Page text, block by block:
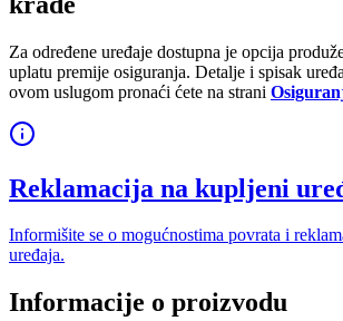
Za određene uređaje dostupna je opcija
uplatu premije osiguranja. Detalje i spisak
ovom uslugom pronaći ćete na strani
Reklamacija na kupljeni
Informišite se o mogućnostima povrata i
uređaja.
Informacije o proizvodu